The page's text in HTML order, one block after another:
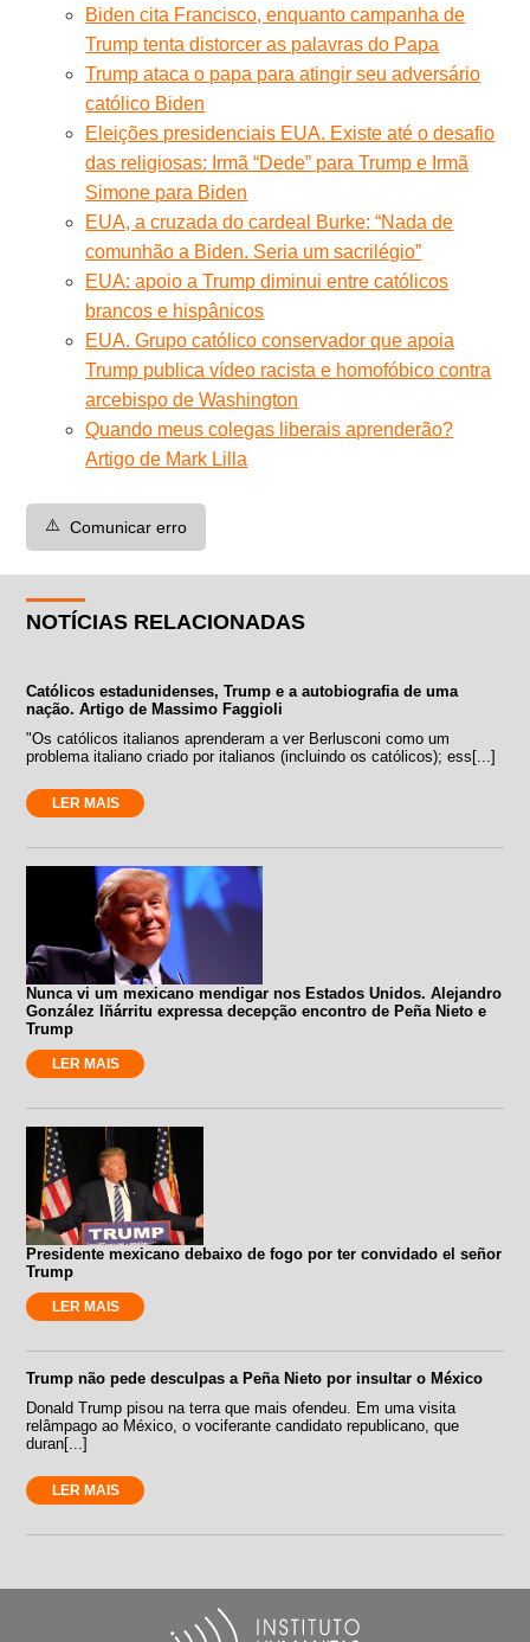
Biden cita Francisco, enquanto campanha de
Trump tenta distorcer as palavras do Papa
Trump ataca o papa para atingir seu adversário
católico Biden
Eleições presidenciais EUA. Existe até o desafio
das religiosas: Irmã “Dede” para Trump e Irmã
Simone para Biden
EUA, a cruzada do cardeal Burke: “Nada de
comunhão a Biden. Seria um sacrilégio”
EUA: apoio a Trump diminui entre católicos
brancos e hispânicos
EUA. Grupo católico conservador que apoia
Trump publica vídeo racista e homofóbico contra
arcebispo de Washington
Quando meus colegas liberais aprenderão?
Artigo de Mark Lilla
⚠️ Comunicar erro
NOTÍCIAS RELACIONADAS
Católicos estadunidenses, Trump e a autobiografia de uma
nação. Artigo de Massimo Faggioli
"Os católicos italianos aprenderam a ver Berlusconi como um
problema italiano criado por italianos (incluindo os católicos); ess[...]
LER MAIS
Nunca vi um mexicano mendigar nos Estados Unidos. Alejandro
González Iñárritu expressa decepção encontro de Peña Nieto e
Trump
LER MAIS
Presidente mexicano debaixo de fogo por ter convidado el señor
Trump
LER MAIS
Trump não pede desculpas a Peña Nieto por insultar o México
Donald Trump pisou na terra que mais ofendeu. Em uma visita
relâmpago ao México, o vociferante candidato republicano, que
duran[...]
LER MAIS